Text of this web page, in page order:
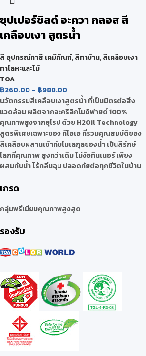
ซุปเปอร์ชิลด์ อะควา กลอส สี
เคลือบเงา สูตรน้ำ
สี อุปกรณ์ทาสี เคมีภัณฑ์,สีทาบ้าน,สีเคลือบเงา
ทาโลหะและไม้
TOA
฿260.00– ฿988.00
นวัตกรรมสีเคลือบเงาสูตรน้ำ ที่เป็นมิตรต่อสิ่ง
แวดล้อม ผลิตจากอะคริลิกโมดิฟายด์ 100%
คุณภาพสูงจากยุโรป ด้วย H2Oil Technology
สูตรพิเศษเฉพาะของ ทีโอเอ ที่รวมคุณสมบัติของ
สีเคลือบผสานเข้ากับโมเลกุลของน้ำ เป็นสีรักษ์
โลกที่คุณภาพ สูงกว่าเดิม ไม่ง้อทินเนอร์ เพียง
ผสมกับน้ำ ไร้กลิ่นฉุน ปลอดภัยต่อทุกชีวิตในบ้าน
เกรด
กลุ่มพรีเมียมคุณภาพสูงสุด
รองรับ